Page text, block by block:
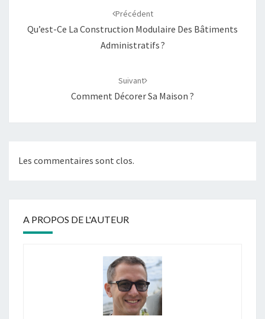
Précédent
Qu’est-Ce La Construction Modulaire Des Bâtiments
Administratifs ?
Suivant
Comment Décorer Sa Maison ?
Les commentaires sont clos.
A PROPOS DE L'AUTEUR